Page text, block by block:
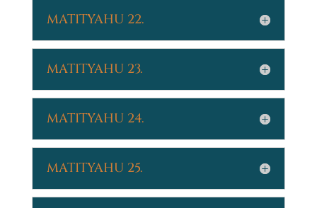
MATITYAHU 22.
MATITYAHU 23.
MATITYAHU 24.
MATITYAHU 25.